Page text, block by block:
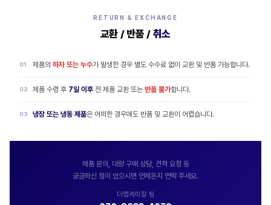
RETURN & EXCHANGE
교환 / 반품 / 취소
제품의 하자 또는 누수가 발생한 경우 별도 수수료 없이 교환 및 반품 가능합니다.
제품 수령 후 7일 이후 전 제품 교환 또는 반품 불가합니다.
냉장 또는 냉동 제품은 어떠한 경우에도 반품 및 교환이 어렵습니다.
제품 문의, 대량 구매 상담, 견적 요청 등
궁금하신 점이 있으시면 언제든지 연락 주세요.
더랩케미칼 팀